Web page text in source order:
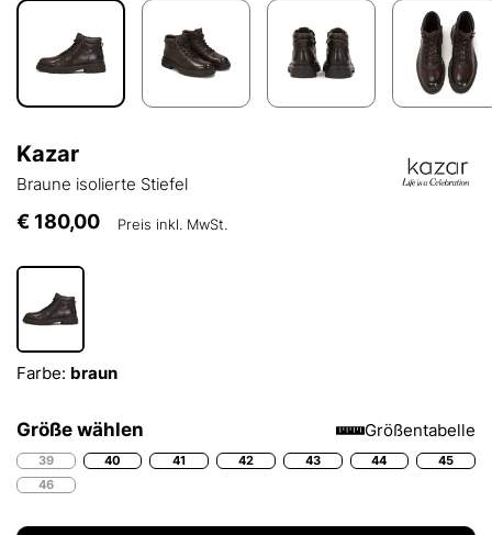
Kazar
Braune isolierte Stiefel
€ 180,00 Preis inkl. MwSt.
Farbe: braun
Größe wählen Größentabelle
39 40 41 42 43 44
45
46